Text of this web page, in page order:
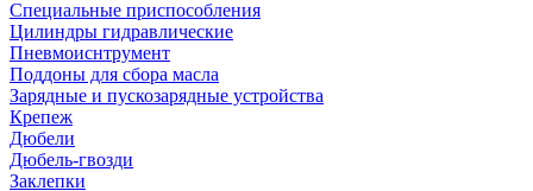
Специальные приспособления
Цилиндры гидравлические
Пневмоиснтрумент
Поддоны для сбора масла
Зарядные и пускозарядные устройства
Крепеж
Дюбели
Дюбель-гвозди
Заклепки